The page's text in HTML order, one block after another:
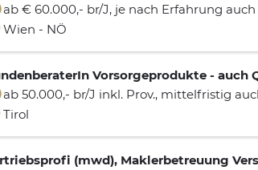
ab € 60.000,- br/J, je nach Erfahrung
Wien - NÖ
Vorsorgeprodukte - auch
ab 50.000,- br/J inkl. Prov., mittelfristig
Tirol
(mwd), Maklerbetreuung